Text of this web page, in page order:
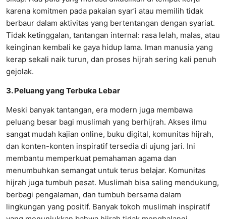
karena komitmen pada pakaian syar’i atau memilih tidak
berbaur dalam aktivitas yang bertentangan dengan syariat.
Tidak ketinggalan, tantangan internal: rasa lelah, malas, atau
keinginan kembali ke gaya hidup lama. Iman manusia yang
kerap sekali naik turun, dan proses hijrah sering kali penuh
gejolak.
3. Peluang yang Terbuka Lebar
Meski banyak tantangan, era modern juga membawa
peluang besar bagi muslimah yang berhijrah. Akses ilmu
sangat mudah kajian online, buku digital, komunitas hijrah,
dan konten-konten inspiratif tersedia di ujung jari. Ini
membantu memperkuat pemahaman agama dan
menumbuhkan semangat untuk terus belajar. Komunitas
hijrah juga tumbuh pesat. Muslimah bisa saling mendukung,
berbagi pengalaman, dan tumbuh bersama dalam
lingkungan yang positif. Banyak tokoh muslimah inspiratif